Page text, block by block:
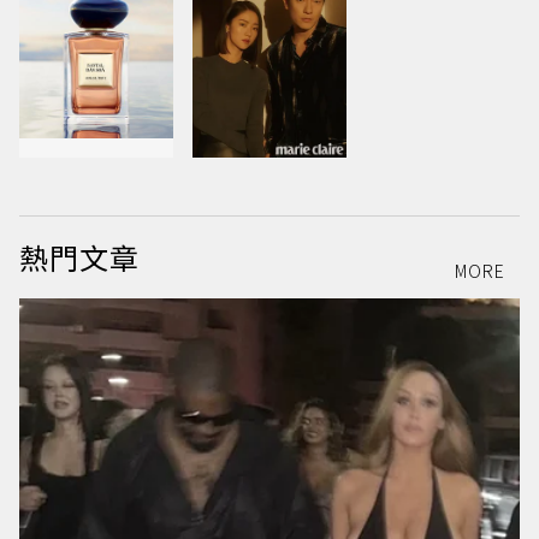
熱門文章 MORE